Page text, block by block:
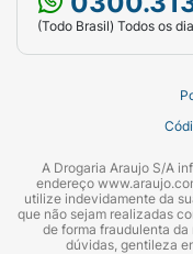
(Todo Brasil) Todos os
A Drogaria Araujo S/A
endereço
utilize indevidamente da
que não sejam realizadas
de forma fraudulenta da
dúvidas, gentileza